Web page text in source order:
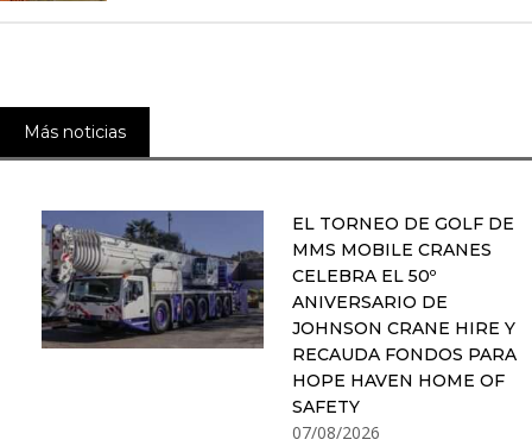
Más noticias
EL TORNEO DE GOLF DE
MMS MOBILE CRANES
CELEBRA EL 50º
ANIVERSARIO DE
JOHNSON CRANE HIRE Y
RECAUDA FONDOS PARA
HOPE HAVEN HOME OF
SAFETY
07/08/2026